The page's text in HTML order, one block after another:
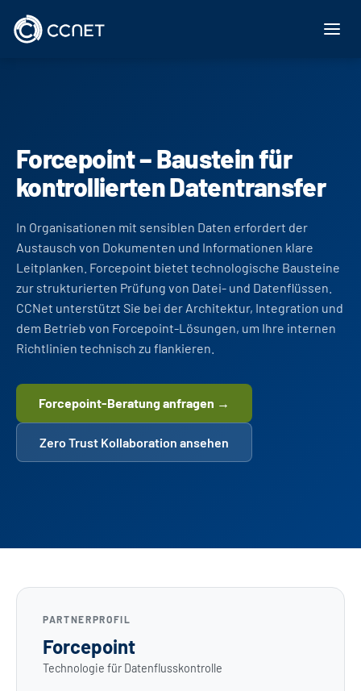
Forcepoint – Baustein für
kontrollierten Datentransfer
In Organisationen mit sensiblen Daten erfordert der
Austausch von Dokumenten und Informationen klare
Leitplanken. Forcepoint bietet technologische Bausteine
zur strukturierten Prüfung von Datei- und Datenflüssen.
CCNet unterstützt Sie bei der Architektur, Integration und
dem Betrieb von Forcepoint-Lösungen, um Ihre internen
Richtlinien technisch zu flankieren.
Forcepoint-Beratung anfragen →
Zero Trust Kollaboration ansehen
PARTNERPROFIL
Forcepoint
Technologie für Datenflusskontrolle